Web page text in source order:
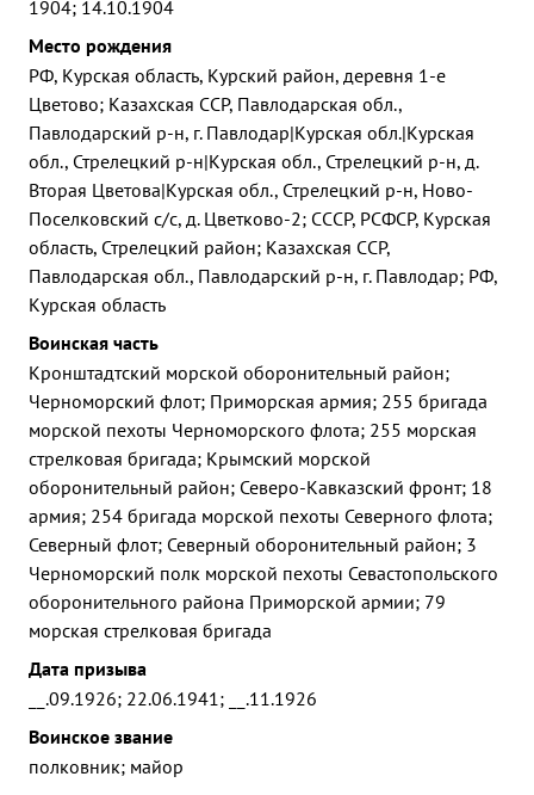
1904; 14.10.1904
Место рождения
РФ, Курская область, Курский район, деревня 1-е
Цветово; Казахская ССР, Павлодарская обл.,
Павлодарский р-н, г. Павлодар|Курская обл.|Курская
обл., Стрелецкий р-н|Курская обл., Стрелецкий р-н, д.
Вторая Цветова|Курская обл., Стрелецкий р-н, Ново-
Поселковский с/с, д. Цветково-2; СССР, РСФСР, Курская
область, Стрелецкий район; Казахская ССР,
Павлодарская обл., Павлодарский р-н, г. Павлодар; РФ,
Курская область
Воинская часть
Кронштадтский морской оборонительный район;
Черноморский флот; Приморская армия; 255 бригада
морской пехоты Черноморского флота; 255 морская
стрелковая бригада; Крымский морской
оборонительный район; Северо-Кавказский фронт; 18
армия; 254 бригада морской пехоты Северного флота;
Северный флот; Северный оборонительный район; 3
Черноморский полк морской пехоты Севастопольского
оборонительного района Приморской армии; 79
морская стрелковая бригада
Дата призыва
__.09.1926; 22.06.1941; __.11.1926
Воинское звание
полковник; майор